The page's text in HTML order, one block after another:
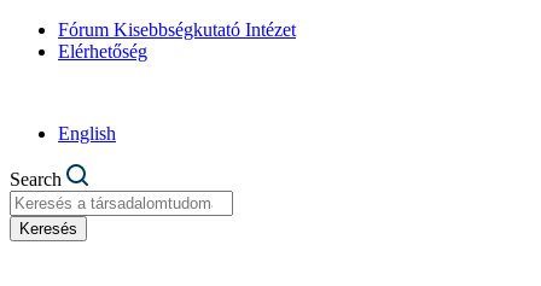
Fórum Kisebbségkutató Intézet
Elérhetőség
English
Search
Keresés